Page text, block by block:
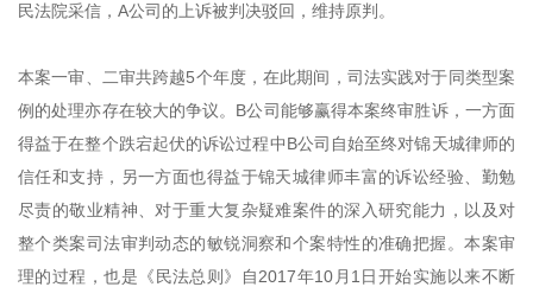
民法院采信，A公司的上诉被判决驳回，维持原判。
本案一审、二审共跨越5个年度，在此期间，司法实践对于同类型案
例的处理亦存在较大的争议。B公司能够赢得本案终审胜诉，一方面
得益于在整个跌宕起伏的诉讼过程中B公司自始至终对锦天城律师的
信任和支持，另一方面也得益于锦天城律师丰富的诉讼经验、勤勉
尽责的敬业精神、对于重大复杂疑难案件的深入研究能力，以及对
整个类案司法审判动态的敏锐洞察和个案特性的准确把握。本案审
理的过程，也是《民法总则》自2017年10月1日开始实施以来不断